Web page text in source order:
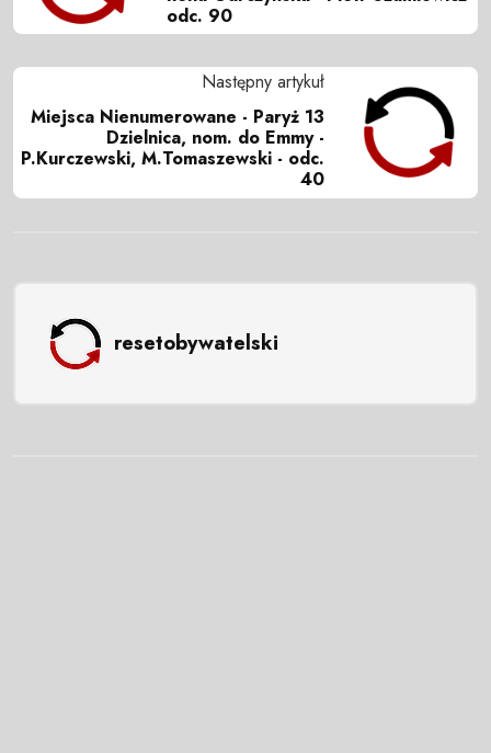
odc. 90
Następny artykuł
Miejsca Nienumerowane - Paryż 13
Dzielnica, nom. do Emmy -
P.Kurczewski, M.Tomaszewski - odc.
40
resetobywatelski